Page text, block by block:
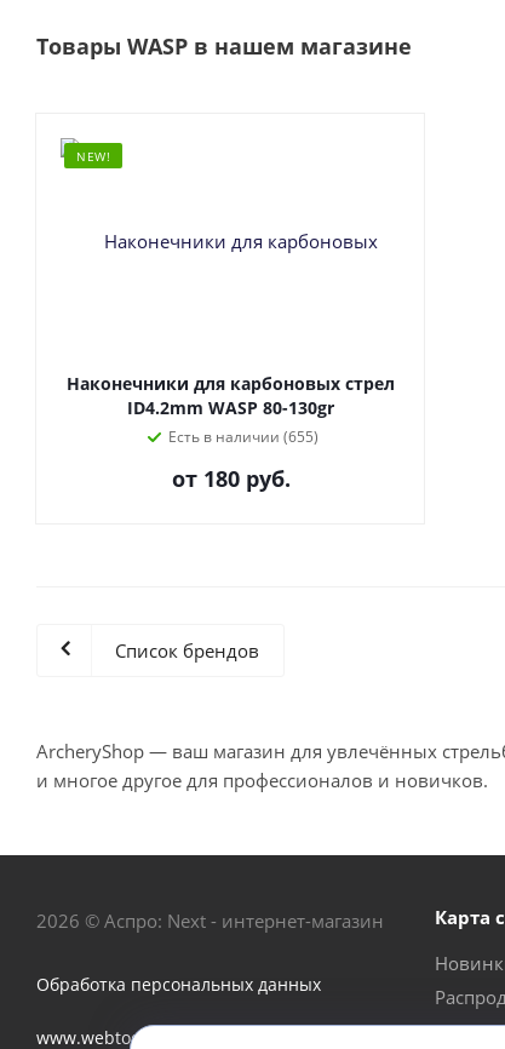
Товары WASP в нашем магазине
NEW!
Наконечники для карбоновых стрел
ID4.2mm WASP 80-130gr
Есть в наличии (655)
от 180 руб.
Список брендов
ArcheryShop — ваш магазин для увлечённых
и многое другое для профессионалов и новичков.
2026 © Аспро: Next - интернет-магазин
Обработка персональных данных
www.webtoday.pro - создание и
Карта
Акции